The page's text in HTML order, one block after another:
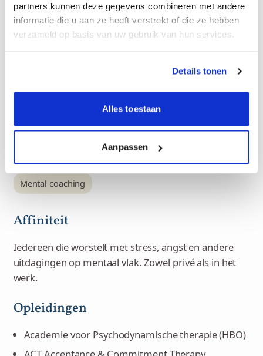
partners kunnen deze gegevens combineren met andere
informatie die u aan ze heeft verstrekt of die ze hebben
verzameld op basis van uw gebruik van hun services.
Details tonen
Alles toestaan
Aanpassen
Relatievaardigheden
Opkomen voor jezelf
Piekeren
Negatief zelfbeeld
Psychodynamische therapie
Systemisch werk
Creative coaching
Mental coaching
Affiniteit
Iedereen die worstelt met stress, angst en andere
uitdagingen op mentaal vlak. Zowel privé als in het
werk.
Opleidingen
Academie voor Psychodynamische therapie (HBO)